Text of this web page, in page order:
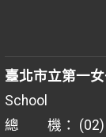
臺北市立第一
School
總 機： (02)